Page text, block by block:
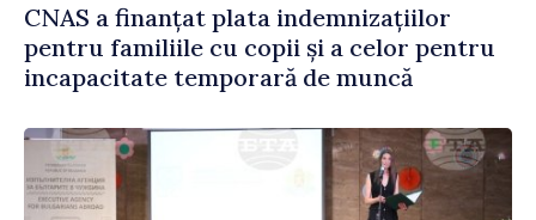
CNAS a finanțat plata indemnizațiilor
pentru familiile cu copii și a celor pentru
incapacitate temporară de muncă